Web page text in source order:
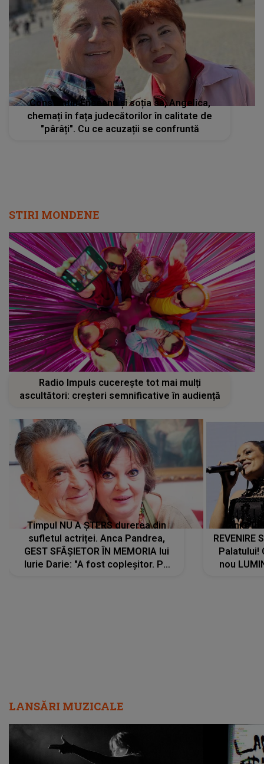
Constantin Enceanu și soția sa, Angelica,
chemați în fața judecătorilor în calitate de
"pârâți". Cu ce acuzații se confruntă
STIRI MONDENE
Radio Impuls cucerește tot mai mulți
ascultători: creșteri semnificative în audiență
Timpul NU A ȘTERS durerea din
sufletul actriței. Anca Pandrea,
GEST SFÂȘIETOR ÎN MEMORIA lui
Iurie Darie: "A fost copleșitor. Pe
Tania
REVENIRE
Palatului!
nou
LANSĂRI MUZICALE